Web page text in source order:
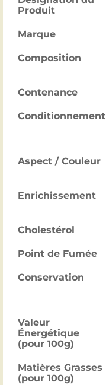
Produit
Marque
Composition
Contenance
Conditionnement
Aspect / Couleur
Enrichissement
Cholestérol
Point de Fumée
Conservation
Valeur
Énergétique
(pour 100g)
Matières Grasses
(pour 100g)